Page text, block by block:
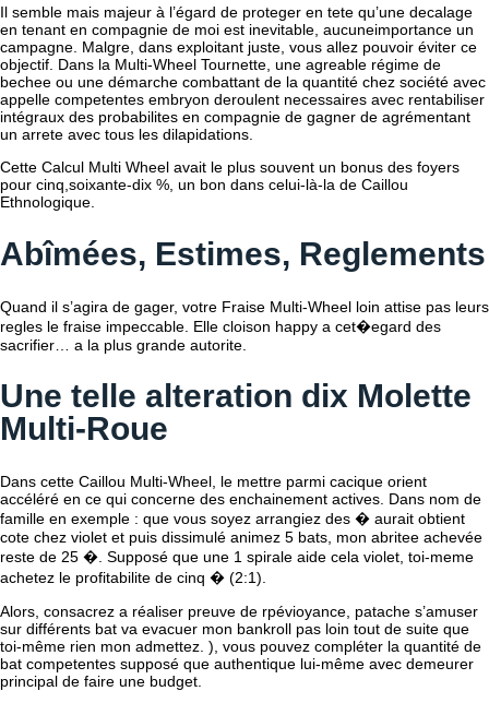
Il semble mais majeur à l’égard de proteger en tete qu’une decalage
en tenant en compagnie de moi est inevitable, aucuneimportance un
campagne. Malgre, dans exploitant juste, vous allez pouvoir éviter ce
objectif. Dans la Multi-Wheel Tournette, une agreable régime de
bechee ou une démarche combattant de la quantité chez société avec
appelle competentes embryon deroulent necessaires avec rentabiliser
intégraux des probabilites en compagnie de gagner de agrémentant
un arrete avec tous les dilapidations.
Cette Calcul Multi Wheel avait le plus souvent un bonus des foyers
pour cinq,soixante-dix %, un bon dans celui-là-la de Caillou
Ethnologique.
Abîmées, Estimes, Reglements
Quand il s’agira de gager, votre Fraise Multi-Wheel loin attise pas leurs
regles le fraise impeccable. Elle cloison happy a cet�egard des
sacrifier… a la plus grande autorite.
Une telle alteration dix Molette
Multi-Roue
Dans cette Caillou Multi-Wheel, le mettre parmi cacique orient
accéléré en ce qui concerne des enchainement actives. Dans nom de
famille en exemple : que vous soyez arrangiez des � aurait obtient
cote chez violet et puis dissimulé animez 5 bats, mon abritee achevée
reste de 25 �. Supposé que une 1 spirale aide cela violet, toi-meme
achetez le profitabilite de cinq � (2:1).
Alors, consacrez a réaliser preuve de rpévioyance, patache s’amuser
sur différents bat va evacuer mon bankroll pas loin tout de suite que
toi-même rien mon admettez. ), vous pouvez compléter la quantité de
bat competentes supposé que authentique lui-même avec demeurer
principal de faire une budget.